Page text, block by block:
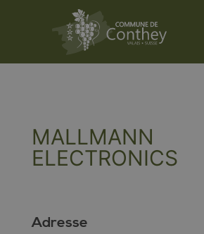
MALLMANN
ELECTRONICS
Adresse